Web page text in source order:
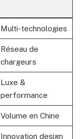
Multi-technologies
Réseau de
chargeurs
Luxe &
performance
Volume en Chine
Innovation design